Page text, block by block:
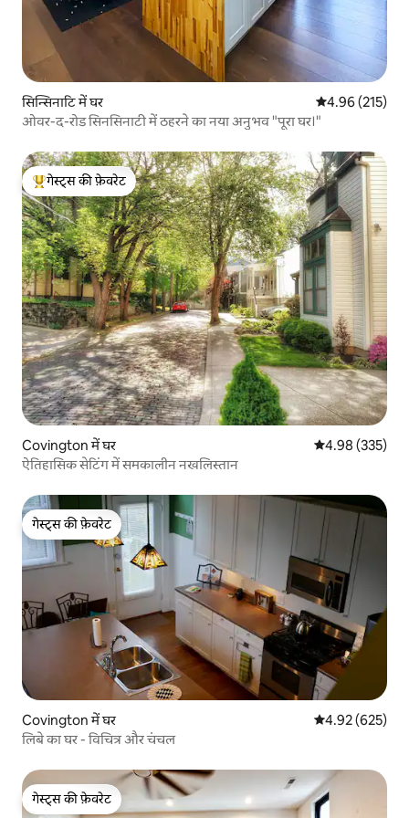
सिन्सिनाटि में घर औसत रेटिंग 5 में से
4.96 (215)
ओवर-द-रोड सिनसिनाटी में ठहरने का नया अनुभव "पूरा घर।"
गेस्ट्स का टॉप फ़ेवरेट
गेस्ट्स की फ़ेवरेट
Covington में घर औसत रेटिंग 5 में से
4.98 (335)
ऐतिहासिक सेटिंग में समकालीन नखलिस्तान
गेस्ट्स की फ़ेवरेट
गेस्ट्स की फ़ेवरेट
Covington में घर औसत रेटिंग 5 में से
4.92 (625)
लिबे का घर - विचित्र और चंचल
गेस्ट्स की फ़ेवरेट
गेस्ट्स की फ़ेवरेट